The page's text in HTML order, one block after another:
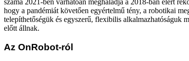
száma 2021-ben várhatóan meghaladja a 2018-ban elért
hogy a pandémiát követően egyértelmű tény, a robotikai
telepíthetőségük és egyszerű, flexibilis alkalmazhatóságuk
előtt állnak.
Az OnRobot-ról